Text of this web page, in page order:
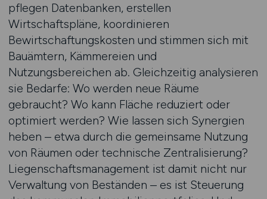
pflegen Datenbanken, erstellen
Wirtschaftspläne, koordinieren
Bewirtschaftungskosten und stimmen sich mit
Bauämtern, Kämmereien und
Nutzungsbereichen ab. Gleichzeitig analysieren
sie Bedarfe: Wo werden neue Räume
gebraucht? Wo kann Fläche reduziert oder
optimiert werden? Wie lassen sich Synergien
heben – etwa durch die gemeinsame Nutzung
von Räumen oder technische Zentralisierung?
Liegenschaftsmanagement ist damit nicht nur
Verwaltung von Beständen – es ist Steuerung